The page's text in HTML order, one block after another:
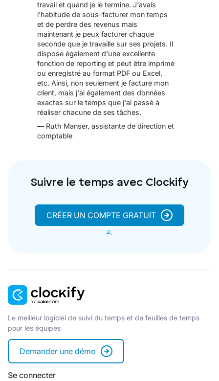
travail et quand je le termine. J'avais
l'habitude de sous-facturer mon temps
et de perdre des revenus mais
maintenant je peux facturer chaque
seconde que je travaille sur ses projets. Il
dispose également d'une excellente
fonction de reporting et peut être imprimé
ou enregistré au format PDF ou Excel,
etc. Ainsi, non seulement je facture mon
client, mais j'ai également des données
exactes sur le temps que j'ai passé à
réaliser chacune de ses tâches.
— Ruth Manser, assistante de direction et
comptable
Suivre le temps avec Clockify
CRÉER UN COMPTE GRATUIT
Le meilleur logiciel de suivi du temps et de feuilles de temps
pour les équipes
Demander une démo
Se connecter